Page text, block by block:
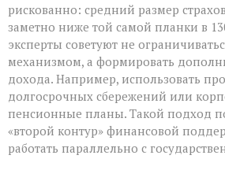
рискованно: средний размер
заметно ниже той самой планки в
эксперты советуют не
механизмом, а формировать
дохода. Например, использовать
долгосрочных сбережений или
пенсионные планы. Такой подход
«второй контур» финансовой
работать параллельно с